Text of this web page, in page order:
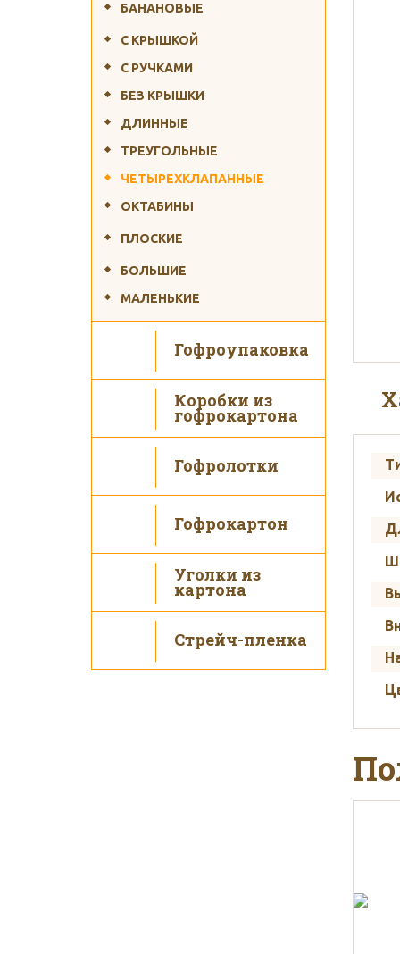
Производство
БАНАНОВЫЕ
С КРЫШКОЙ
С РУЧКАМИ
БЕЗ КРЫШКИ
ДЛИННЫЕ
ТРЕУГОЛЬНЫЕ
ЧЕТЫРЕХКЛАПАННЫЕ
ОКТАБИНЫ
ПЛОСКИЕ
БОЛЬШИЕ
МАЛЕНЬКИЕ
Гофроупаковка
Коробки из
гофрокартона
Гофролотки
Гофрокартон
Уголки из
картона
Стрейч-пленка